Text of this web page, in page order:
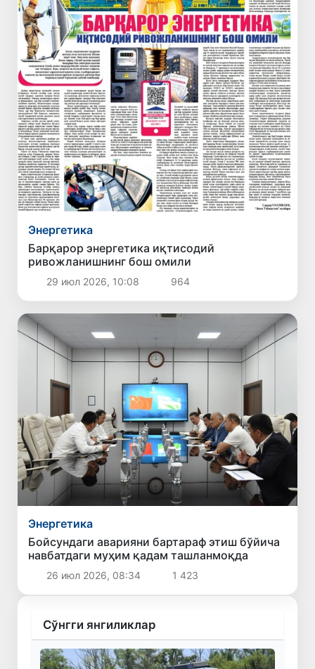
Энергетика
Барқарор энергетика иқтисодий
ривожланишнинг бош омили
29 июл 2026, 10:08 964
Энергетика
Бойсундаги аварияни бартараф этиш бўйича
навбатдаги муҳим қадам ташланмоқда
26 июл 2026, 08:34 1 423
Сўнгги янгиликлар